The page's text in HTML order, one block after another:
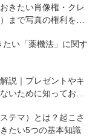
きたい肖像権・クレ
まで写真の権利を解
い「薬機法」に関す
説｜プレゼントやキ
いために知っておく
テマ）とは？起こさ
たい5つの基本知識